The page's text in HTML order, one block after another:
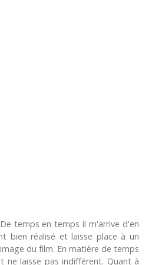
temps en temps il m'arrive d'en
bien réalisé et laisse place à un
du film. En matière de temps
laisse pas indifférent. Quant à